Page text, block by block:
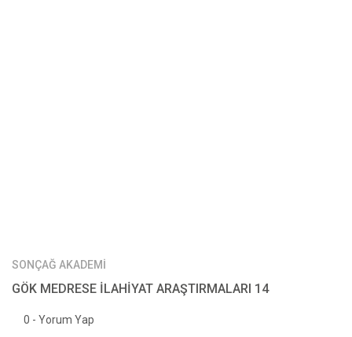
SONÇAĞ AKADEMİ
GÖK MEDRESE İLAHİYAT ARAŞTIRMALARI 14
0 - Yorum Yap